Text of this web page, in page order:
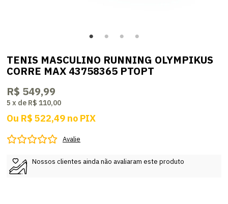
TENIS MASCULINO RUNNING OLYMPIKUS
CORRE MAX 43758365 PTOPT
R$ 549,99
5 x de R$ 110,00
Ou R$ 522,49 no PIX
Avalie
Nossos clientes ainda não avaliaram este produto